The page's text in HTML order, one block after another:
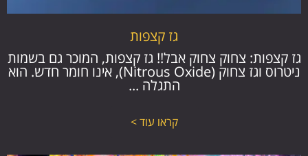
גז קצפות
גז קצפות: צחוק צחוק אבל!! גז קצפות, המוכר גם בשמות
ניטרוס וגז צחוק (Nitrous Oxide), אינו חומר חדש. הוא
התגלה ...
קראו עוד >